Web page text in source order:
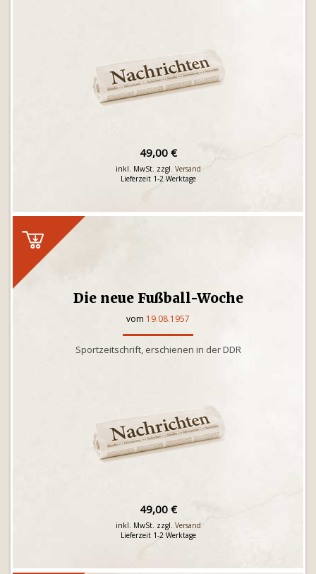
49,00 €
inkl. MwSt. zzgl. Versand
Lieferzeit 1-2 Werktage
Die neue Fußball-Woche
vom 19.08.1957
Sportzeitschrift, erschienen in der DDR
49,00 €
inkl. MwSt. zzgl. Versand
Lieferzeit 1-2 Werktage